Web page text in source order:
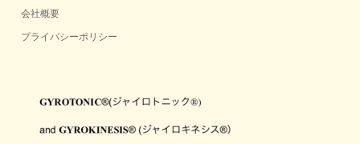
会社概要
プライバシーポリシー